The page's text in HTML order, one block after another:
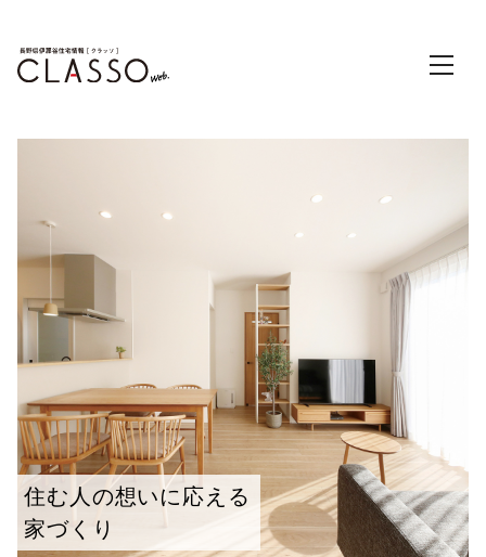
住む人の想いに応える
家づくり